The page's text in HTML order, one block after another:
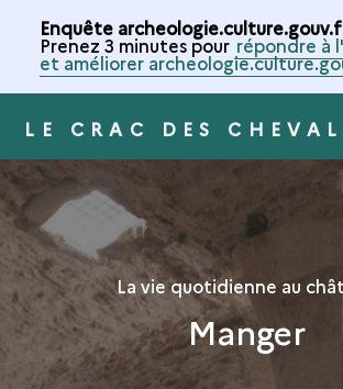
Enquête
Prenez 3 minutes pour répondre à
et améliorer
LE CRAC DES
La vie quotidienne au
Manger